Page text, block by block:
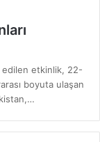
edilen etkinlik, 22-
boyuta ulaşan